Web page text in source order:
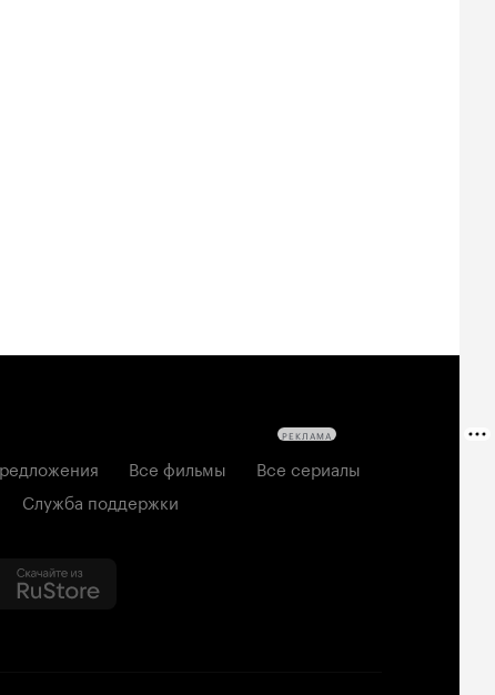
Все фильмы
Все сериалы
Служба поддержки
РЕКЛАМА